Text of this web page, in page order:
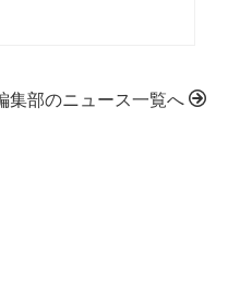
集部のニュース一覧へ